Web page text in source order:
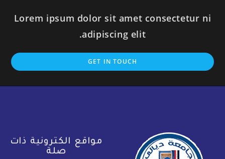
Lorem ipsum dolor sit amet consectetur ni
adipiscing elit.
GET IN TOUCH
مواقع الكترونية ذات
صلة